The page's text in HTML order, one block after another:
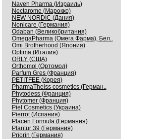
Naveh Pharma (Израиль)
Nectarome (Марокко)
NEW NORDIC (Дания)
Nonicare (Германия)
Odaban (Великобритания)
OmegaPharma (Омега Фарма), Бел..
Omi Brotherhood (Япония)
Optima (Италия)
ORLY (США)
Orthomol (Ортомол)
Parfum Gres (Франция)
PETITFEE (Корея)
PharmaTheiss cosmetics (Герман..
Phytodess (Франция)
Phytomer (Франция)
Piel Cosmetics (Украина)
Pierrot (Испания)
Placen Formula (Германия)
Plantur 39 (Германия)
Priorin (Германия)